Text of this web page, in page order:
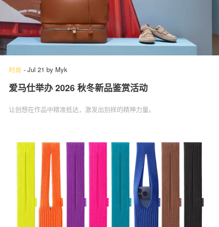
生 活
科 技
时尚 - Jul 21 by Myk
爱马仕举办 2026 秋冬新品鉴赏活动
让创想在作品中精准抵达，激发出别样的精神力量。